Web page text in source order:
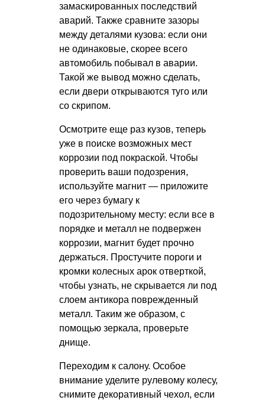
замаскированных последствий
аварий. Также сравните зазоры
между деталями кузова: если они
не одинаковые, скорее всего
автомобиль побывал в аварии.
Такой же вывод можно сделать,
если двери открываются туго или
со скрипом.
Осмотрите еще раз кузов, теперь
уже в поиске возможных мест
коррозии под покраской. Чтобы
проверить ваши подозрения,
используйте магнит — приложите
его через бумагу к
подозрительному месту: если все в
порядке и металл не подвержен
коррозии, магнит будет прочно
держаться. Простучите пороги и
кромки колесных арок отверткой,
чтобы узнать, не скрывается ли под
слоем антикора поврежденный
металл. Таким же образом, с
помощью зеркала, проверьте
днище.
Переходим к салону. Особое
внимание уделите рулевому колесу,
снимите декоративный чехол, если